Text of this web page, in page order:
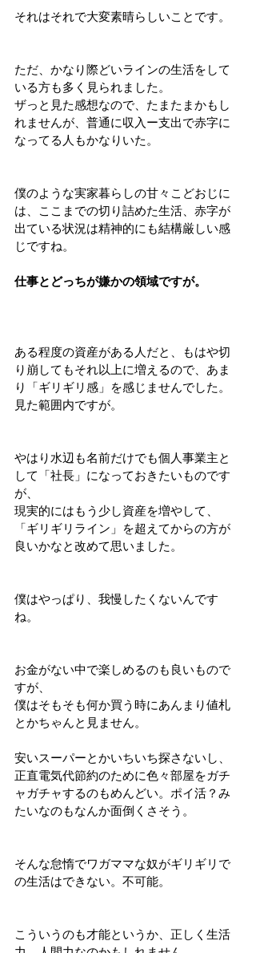
それはそれで大変素晴らしいことです。
ただ、かなり際どいラインの生活をして
いる方も多く見られました。
ザっと見た感想なので、たまたまかもし
れませんが、普通に収入ー支出で赤字に
なってる人もかなりいた。
僕のような実家暮らしの甘々こどおじに
は、ここまでの切り詰めた生活、赤字が
出ている状況は精神的にも結構厳しい感
じですね。
仕事とどっちが嫌かの領域ですが。
ある程度の資産がある人だと、もはや切
り崩してもそれ以上に増えるので、あま
り「ギリギリ感」を感じませんでした。
見た範囲内ですが。
やはり水辺も名前だけでも個人事業主と
して「社長」になっておきたいものです
が、
現実的にはもう少し資産を増やして、
「ギリギリライン」を超えてからの方が
良いかなと改めて思いました。
僕はやっぱり、我慢したくないんです
ね。
お金がない中で楽しめるのも良いもので
すが、
僕はそもそも何か買う時にあんまり値札
とかちゃんと見ません。
安いスーパーとかいちいち探さないし、
正直電気代節約のために色々部屋をガチ
ャガチャするのもめんどい。ポイ活？み
たいなのもなんか面倒くさそう。
そんな怠惰でワガママな奴がギリギリで
の生活はできない。不可能。
こういうのも才能というか、正しく生活